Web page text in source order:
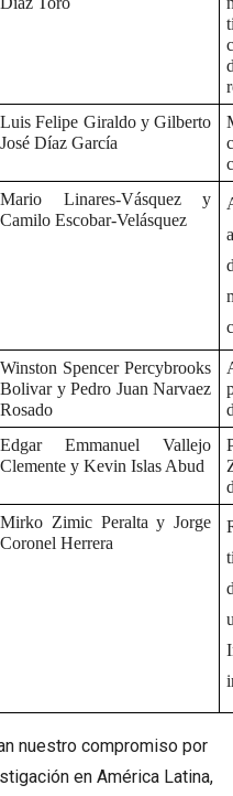
Luis Felipe Giraldo y Gilberto
José Díaz García
Mario Linares-Vásquez y
Camilo Escobar-Velásquez
Winston Spencer Percybrooks
Bolivar y Pedro Juan Narvaez
Rosado
Edgar Emmanuel Vallejo
Clemente y Kevin Islas Abud
Mirko Zimic Peralta y Jorge
Coronel Herrera
nuestro compromiso por
en América Latina,